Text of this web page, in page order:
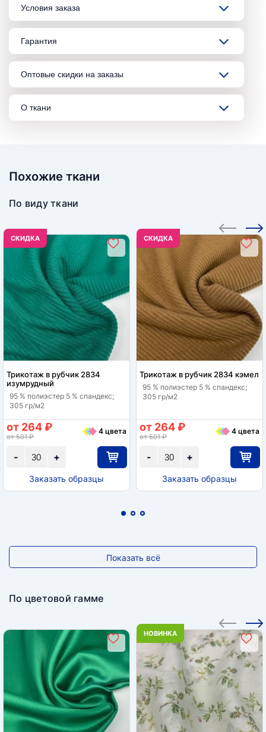
Условия заказа
Гарантия
Оптовые скидки на заказы
О ткани
Похожие ткани
По виду ткани
CКИДКА
Трикотаж в рубчик 2834
изумрудный
95 % полиэстер 5 % спандекс;
305 гр/м2
+
-
от 264 ₽
от 501 ₽
4 цвета
Заказать образцы
CКИДКА
Трикотаж в рубчик 2834 кэмел
95 % полиэстер 5 % спандекс;
305 гр/м2
+
-
от 264 ₽
от 501 ₽
4 цвета
Заказать образцы
Показать всё
По цветовой гамме
НОВИНКА